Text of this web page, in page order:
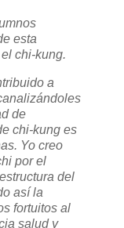
esta
chi-kung.
a
de
chi-kung es
Yo creo
por el
del
así la
fortuitos al
salud y